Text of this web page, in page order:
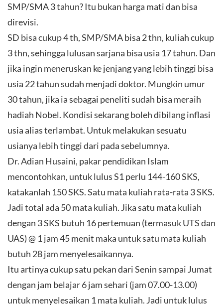
SMP/SMA 3 tahun? Itu bukan harga mati dan bisa
direvisi.
SD bisa cukup 4 th, SMP/SMA bisa 2 thn, kuliah cukup
3 thn, sehingga lulusan sarjana bisa usia 17 tahun. Dan
jika ingin meneruskan ke jenjang yang lebih tinggi bisa
usia 22 tahun sudah menjadi doktor. Mungkin umur
30 tahun, jika ia sebagai peneliti sudah bisa meraih
hadiah Nobel. Kondisi sekarang boleh dibilang inflasi
usia alias terlambat. Untuk melakukan sesuatu
usianya lebih tinggi dari pada sebelumnya.
Dr. Adian Husaini, pakar pendidikan Islam
mencontohkan, untuk lulus S1 perlu 144-160 SKS,
katakanlah 150 SKS. Satu mata kuliah rata-rata 3 SKS.
Jadi total ada 50 mata kuliah. Jika satu mata kuliah
dengan 3 SKS butuh 16 pertemuan (termasuk UTS dan
UAS) @ 1 jam 45 menit maka untuk satu mata kuliah
butuh 28 jam menyelesaikannya.
Itu artinya cukup satu pekan dari Senin sampai Jumat
dengan jam belajar 6 jam sehari (jam 07.00-13.00)
untuk menyelesaikan 1 mata kuliah. Jadi untuk lulus